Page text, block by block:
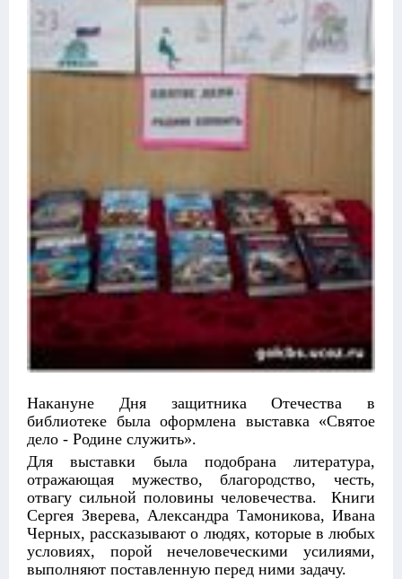
Накануне Дня защитника Отечества в
библиотеке была оформлена выставка «Святое
дело - Родине служить».
Для выставки была подобрана литература,
отражающая мужество, благородство, честь,
отвагу сильной половины человечества. Книги
Сергея Зверева, Александра Тамоникова, Ивана
Черных, рассказывают о людях, которые в любых
условиях, порой нечеловеческими усилиями,
выполняют поставленную перед ними задачу.